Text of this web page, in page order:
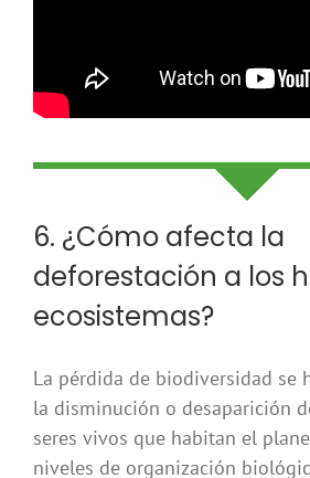
6. ¿Cómo afecta la
deforestación a los
ecosistemas?
La pérdida de biodiversidad se
la disminución o desaparición
seres vivos que habitan el
niveles de organización